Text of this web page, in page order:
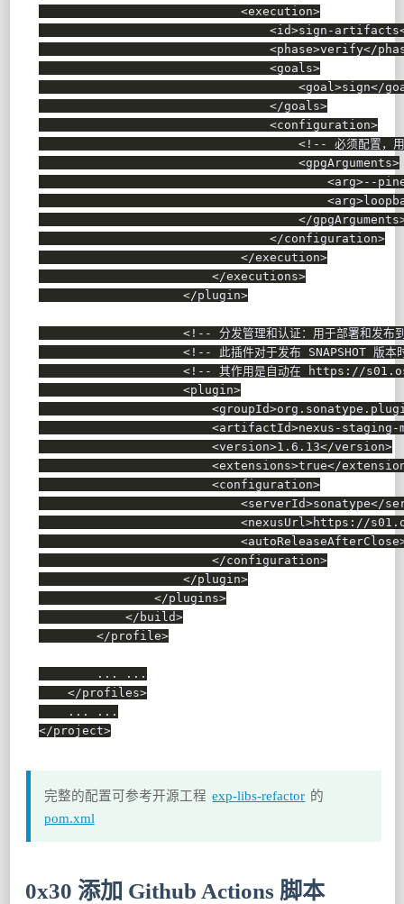
<execution>
<id>sign-artifacts
<phase>verify</
<goals>
<goal >sign</
</goals>
<configuration>
<!-- 必须配置，
<gpgArguments>
<arg>--
<arg>
</gpgArguments
</configuration>
</execution>
</executions>
</plugin>
<!-- 分发管理和认证：用于部署和
<!-- 此插件对于发布 SNAPSHOT 版本
<!-- 其作用是自动在 https://
<plugin>
<groupId>
<artifactId>nexus-staging-
<version>1.6.13</version>
<extensions>true</
<configuration>
<serverId>sonatype</
<nexusUrl >https://
<autoReleaseAfterClose
</configuration>
</plugin>
</plugins>
</ build>
</profile>
        ... ...
</profiles>
</project>
完整的配置可参考开源工程 exp-libs-refactor 的
pom.xml
0x30 添加 Github Actions 脚本